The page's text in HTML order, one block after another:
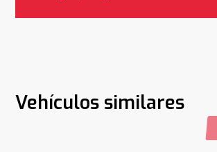
Vehículos similares